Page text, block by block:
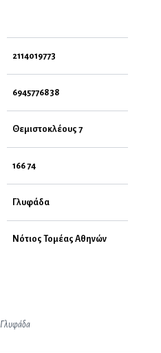
2114019773
6945776838
Θεμιστοκλέους 7
166 74
Γλυφάδα
Νότιος Τομέας Αθηνών
Γλυφάδα